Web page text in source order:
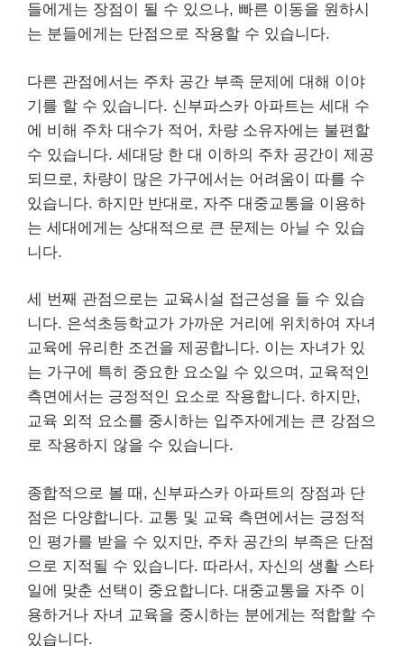
들에게는 장점이 될 수 있으나, 빠른 이동을 원하시
는 분들에게는 단점으로 작용할 수 있습니다.
다른 관점에서는 주차 공간 부족 문제에 대해 이야
기를 할 수 있습니다. 신부파스카 아파트는 세대 수
에 비해 주차 대수가 적어, 차량 소유자에는 불편할
수 있습니다. 세대당 한 대 이하의 주차 공간이 제공
되므로, 차량이 많은 가구에서는 어려움이 따를 수
있습니다. 하지만 반대로, 자주 대중교통을 이용하
는 세대에게는 상대적으로 큰 문제는 아닐 수 있습
니다.
세 번째 관점으로는 교육시설 접근성을 들 수 있습
니다. 은석초등학교가 가까운 거리에 위치하여 자녀
교육에 유리한 조건을 제공합니다. 이는 자녀가 있
는 가구에 특히 중요한 요소일 수 있으며, 교육적인
측면에서는 긍정적인 요소로 작용합니다. 하지만,
교육 외적 요소를 중시하는 입주자에게는 큰 강점으
로 작용하지 않을 수 있습니다.
종합적으로 볼 때, 신부파스카 아파트의 장점과 단
점은 다양합니다. 교통 및 교육 측면에서는 긍정적
인 평가를 받을 수 있지만, 주차 공간의 부족은 단점
으로 지적될 수 있습니다. 따라서, 자신의 생활 스타
일에 맞춘 선택이 중요합니다. 대중교통을 자주 이
용하거나 자녀 교육을 중시하는 분에게는 적합할 수
있습니다.